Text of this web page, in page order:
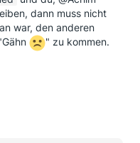
dann muss nicht
war, den anderen
" zu kommen.